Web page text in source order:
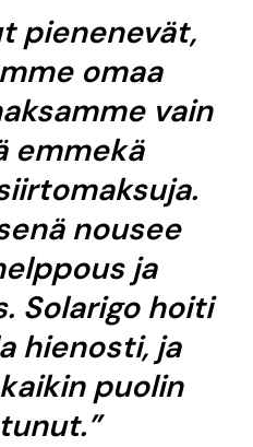
pienenevät,
omaa
vain
emmekä
nousee
ja
Solarigo hoiti
hienosti, ja
puolin